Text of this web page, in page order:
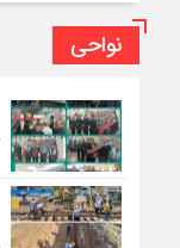
نواحی